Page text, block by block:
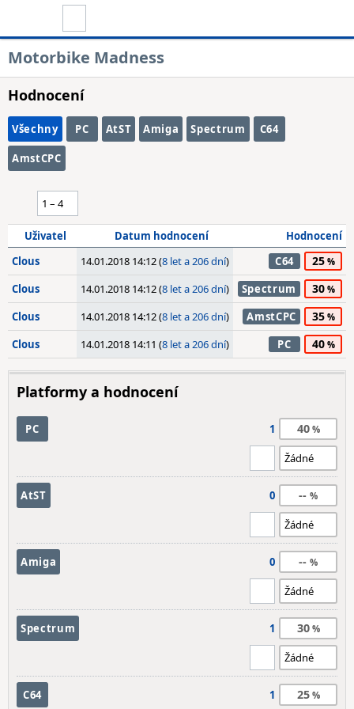
Motorbike Madness
Hodnocení
Všechny PC AtST Amiga Spectrum C64
AmstCPC
Uživatel Datum hodnocení
Hodnocení
Clous
14.01.2018 14:12 (8 let a 206 dní) C64 25
Clous 14.01.2018 14:12 (8 let a 206 dní) Spectrum 30
Clous 14.01.2018 14:12 (8 let a 206 dní) AmstCPC 35
Clous 14.01.2018 14:11 (8 let a 206 dní) PC 40
Platformy a hodnocení
PC 1 40
AtST 0 --
Amiga 0 --
Spectrum 1 30
C64 1 25